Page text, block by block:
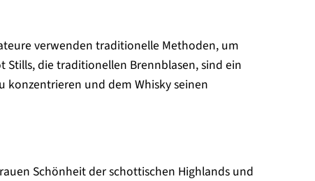
verwenden traditionelle Methoden, um
Stills, die traditionellen Brennblasen, sind ein
konzentrieren und dem Whisky seinen
Schönheit der schottischen Highlands und